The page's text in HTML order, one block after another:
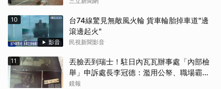
影音
10
台74線驚見無敵風火輪 貨車輪胎掉車道"邊
滾邊起火"
民視新聞影音
11
丟臉丟到瑞士！駐日內瓦瓦辦事處「內部檢
舉」申訴處長李冠德：濫用公帑、職場霸
凌、超速仔拒繳罰單 外交部要查了
鏡報